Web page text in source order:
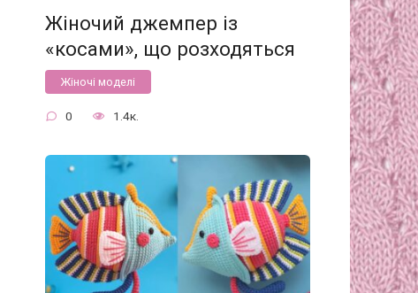
Жіночий джемпер із
«косами», що розходяться
Жіночі моделі
0 1.4к.